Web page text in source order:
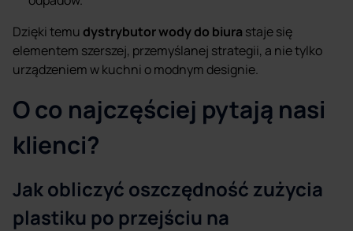
Dzięki temu dystrybutor wody do biura staje się
elementem szerszej, przemyślanej strategii, a nie tylko
urządzeniem w kuchni o modnym designie.
O co najczęściej pytają nasi
klienci?
Jak obliczyć oszczędność zużycia
plastiku po przejściu na